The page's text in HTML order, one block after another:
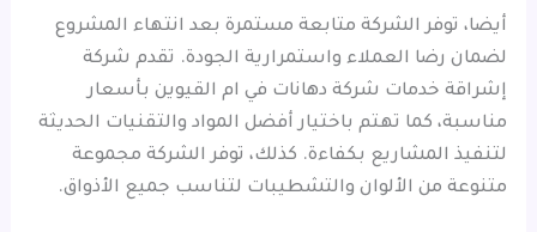
أيضا، توفر الشركة متابعة مستمرة بعد انتهاء المشروع
لضمان رضا العملاء واستمرارية الجودة. تقدم شركة
إشراقة خدمات شركة دهانات في ام القيوين بأسعار
مناسبة، كما تهتم باختيار أفضل المواد والتقنيات الحديثة
لتنفيذ المشاريع بكفاءة. كذلك، توفر الشركة مجموعة
متنوعة من الألوان والتشطيبات لتناسب جميع الأذواق.